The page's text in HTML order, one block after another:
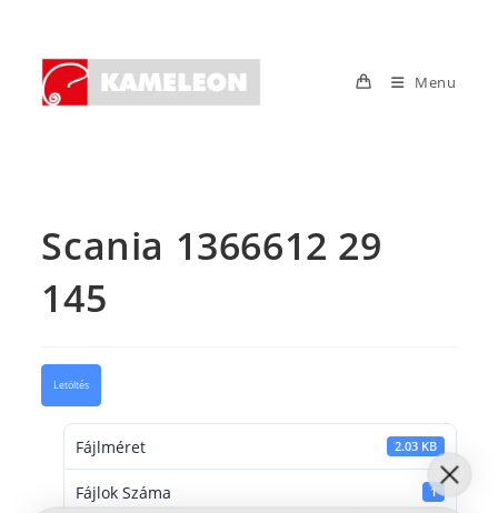
content
Menu
Scania 1366612 29
145
Letöltés
Fájlméret 2.03 KB
Fájlok Száma 1